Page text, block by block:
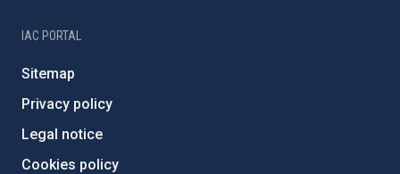
IAC PORTAL
Sitemap
Privacy policy
Legal notice
Cookies policy